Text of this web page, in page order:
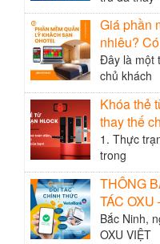
Giá phần
nhiêu?
Đây là một
chủ khách
Khóa thẻ
thay thế
1. Thực
trong
THÔNG
TÁC
Bắc Ninh,
OXU VIỆT